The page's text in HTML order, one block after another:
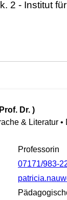
Dr. )
& Literatur
Professorin
07171/983-